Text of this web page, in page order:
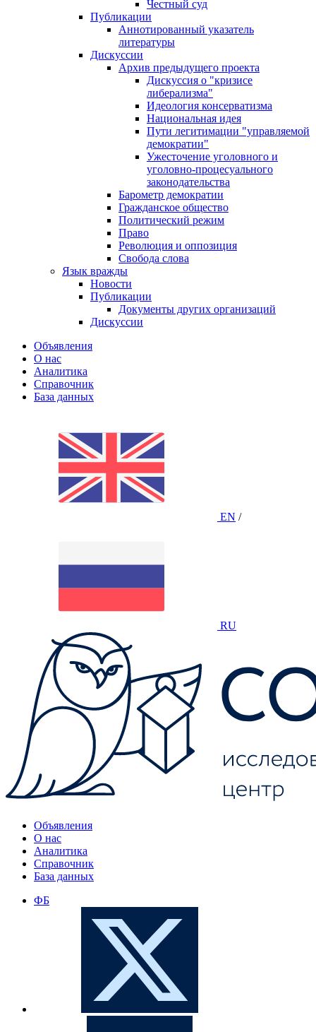
Честный суд
Публикации
Аннотированный указатель
литературы
Дискуссии
Архив предыдущего проекта
Дискуссия о "кризисе
либерализма"
Идеология консерватизма
Национальная идея
Пути легитимации "управляемой
демократии"
Ужесточение уголовного и
уголовно-процесуального
законодательства
Барометр демократии
Гражданское общество
Политический режим
Право
Революция и оппозиция
Свобода слова
Язык вражды
Новости
Публикации
Документы других организаций
Дискуссии
Объявления
О нас
Аналитика
Справочник
База данных
EN /
RU
Объявления
О нас
Аналитика
Справочник
База данных
ФБ